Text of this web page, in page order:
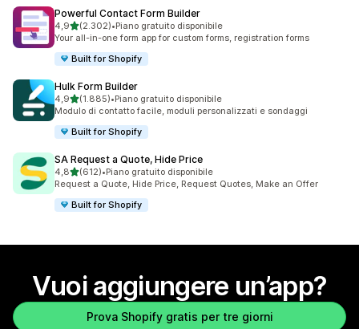
Powerful Contact Form Builder
4,9stelle su 5
(2.302)
2302 recensioni totali
•Piano gratuito disponibile
Your all-in-one form app for custom forms, registration forms
Built for Shopify
Hulk Form Builder
4,9stelle su 5
(1.885)
1885 recensioni totali
•Piano gratuito disponibile
Modulo di contatto facile, moduli personalizzati e sondaggi
Built for Shopify
SA Request a Quote, Hide Price
4,8stelle su 5
(612)
612 recensioni totali
•Piano gratuito disponibile
Request a Quote, Hide Price, Request Quotes, Make an Offer
Built for Shopify
Vuoi aggiungere un’app?
Prova Shopify gratis per tre giorni